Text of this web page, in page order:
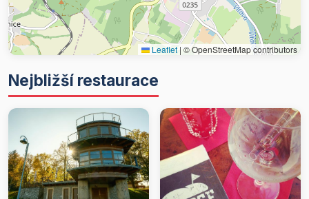
Leaflet | © OpenStreetMap contributors
Nejbližší restaurace